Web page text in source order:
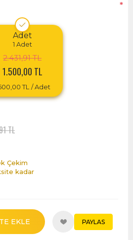
*
Adet
1 Adet
2.431,91 TL
1.500,00 TL
TL / Adet
TL
Çekim
kadar
EKLE PAYLAS